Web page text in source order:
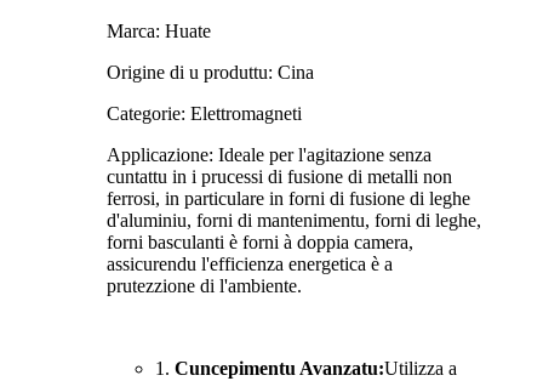
Marca: Huate
Origine di u produttu: Cina
Categorie: Elettromagneti
Applicazione: Ideale per l'agitazione senza
cuntattu in i prucessi di fusione di metalli non
ferrosi, in particulare in forni di fusione di leghe
d'aluminiu, forni di mantenimentu, forni di leghe,
forni basculanti è forni à doppia camera,
assicurendu l'efficienza energetica è a
prutezzione di l'ambiente.
1. Cuncepimentu Avanzatu:Utilizza a